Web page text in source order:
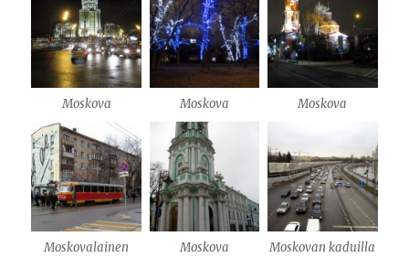
Moskova Moskova Moskova
Moskovalainen
Moskova
Moskovan kaduilla